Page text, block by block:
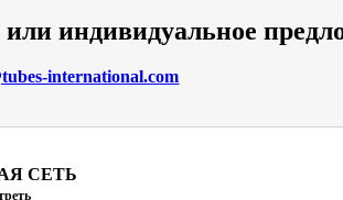
индивидуальное
international.com
СЕТЬ